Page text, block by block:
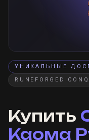
УНИКАЛЬНЫЕ
RUNEFORGED
Купить
Каома